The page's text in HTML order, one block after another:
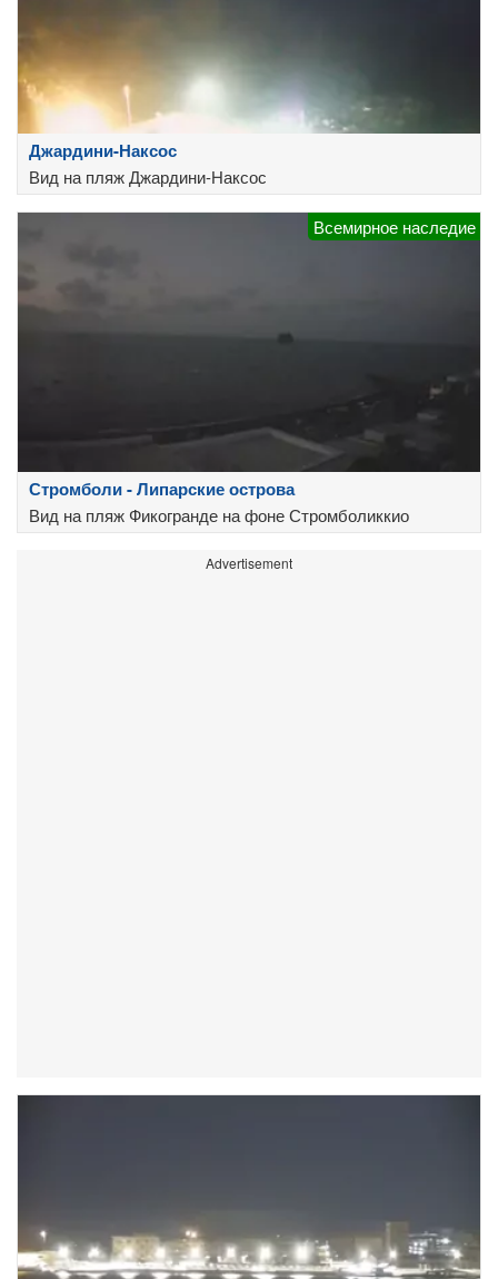
Джардини-Наксос
Вид на пляж Джардини-Наксос
Всемирное наследие
Стромболи - Липарские острова
Вид на пляж Фикогранде на фоне Стромболиккио
Advertisement